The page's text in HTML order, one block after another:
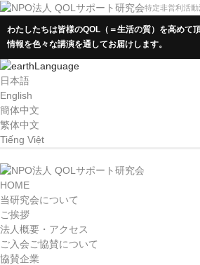
特定非営利活動
わたしたちは皆様のQOL（＝生活の質）を高めて
情報を色々な講演を通してお届けします。
Language
日本語
English
簡体中文
繁体中文
Tiếng Việt
HOME
当研究会について
ご挨拶
法人概要・アクセス
HOME
当研究会について
ご挨拶
法人概要・アクセス
ご入会ご協賛について
協賛企業